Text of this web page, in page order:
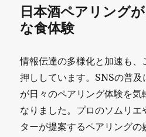
日本酒ペアリング
な食体験
情報伝達の多様化と加速も、
押ししています。SNSの普
が日々のペアリング体験を気
なりました。プロのソムリエ
ターが提案するペアリング